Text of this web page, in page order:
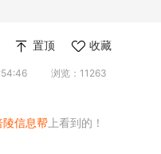
置顶 收藏
浏览：11263
陵信息帮 上看到的！